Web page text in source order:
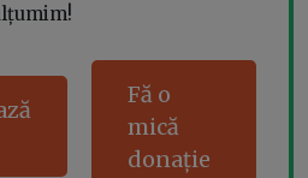
Fă o
mică
donație